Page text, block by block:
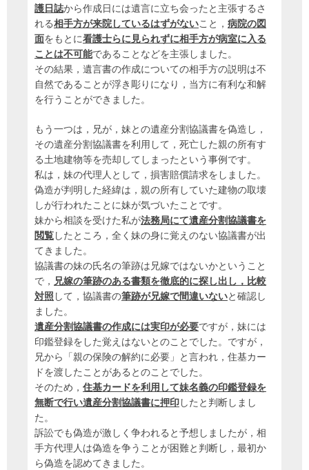
護日誌から作成日には遺言に立ち会ったと主張するさ
れる相手方が来院しているはずがないこと， 病院の図
面をもとに看護士らに見られずに相手方が病室に入る
ことは不可能であることなどを主張しました。
その結果，遺言書の作成についての相手方の説明は不
自然であることが浮き彫りになり，当方に有利な和解
を行うことができました。
もう一つは，兄が，妹との遺産分割協議書を偽造し，
その遺産分割協議書を利用して，死亡した親の所有す
る土地建物等を売却してしまったという事例です。
私は，妹の代理人として，損害賠償請求をしました。
偽造が判明した経緯は，親の所有していた建物の取壊
しが行われたことに妹が気づいたことです。
妹から相談を受けた私が法務局にて遺産分割協議書を
閲覧 したところ，全く妹の身に覚えのない協議書が出
てきました。
協議書の妹の氏名の筆跡は兄嫁ではないかということ
で， 兄嫁の筆跡のある書類を徹底的に探し出し，比較
対照 して，協議書の筆跡が兄嫁で間違いないと確認し
ました。
遺産分割協議書の作成には実印が必要ですが，妹には
印鑑登録をした覚えはないとのことでした。ですが，
兄から「親の保険の解約に必要」と言われ，住基カー
ドを渡したことがあるとのことでした。
そのため， 住基カードを利用して妹名義の印鑑登録を
無断で行い遺産分割協議書に押印 したと判断しまし
た。
訴訟でも偽造が激しく争われると予想しましたが，相
手方代理人は偽造を争うことが困難と判断し，最初か
ら偽造を認めてきました。